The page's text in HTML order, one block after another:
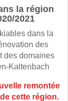
la région
2021
dans la
des
des domaines
Kaltenbach
remontée
cette région.